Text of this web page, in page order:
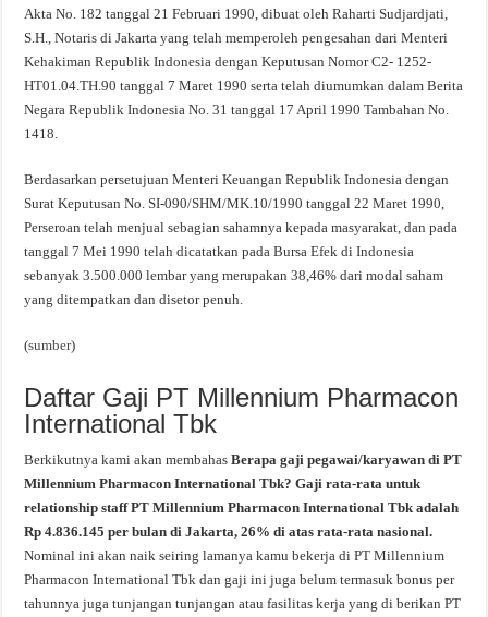
Akta No. 182 tanggal 21 Februari 1990, dibuat oleh Raharti Sudjardjati,
S.H., Notaris di Jakarta yang telah memperoleh pengesahan dari Menteri
Kehakiman Republik Indonesia dengan Keputusan Nomor C2- 1252-
HT01.04.TH.90 tanggal 7 Maret 1990 serta telah diumumkan dalam Berita
Negara Republik Indonesia No. 31 tanggal 17 April 1990 Tambahan No.
1418.
Berdasarkan persetujuan Menteri Keuangan Republik Indonesia dengan
Surat Keputusan No. SI-090/SHM/MK.10/1990 tanggal 22 Maret 1990,
Perseroan telah menjual sebagian sahamnya kepada masyarakat, dan pada
tanggal 7 Mei 1990 telah dicatatkan pada Bursa Efek di Indonesia
sebanyak 3.500.000 lembar yang merupakan 38,46% dari modal saham
yang ditempatkan dan disetor penuh.
(sumber)
Daftar Gaji PT Millennium Pharmacon
International Tbk
Berkikutnya kami akan membahasBerapa gaji pegawai/karyawan di PT
Millennium Pharmacon International Tbk? Gaji rata-rata untuk
relationship staff PT Millennium Pharmacon International Tbk adalah
Rp 4.836.145 per bulan di Jakarta, 26% di atas rata-rata nasional.
Nominal ini akan naik seiring lamanya kamu bekerja di PT Millennium
Pharmacon International Tbk dan gaji ini juga belum termasuk bonus per
tahunnya juga tunjangan tunjangan atau fasilitas kerja yang di berikan PT